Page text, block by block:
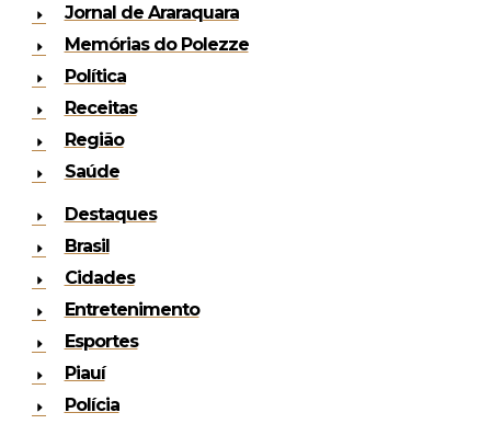
Jornal de Araraquara
Memórias do Polezze
Política
Receitas
Região
Saúde
Destaques
Brasil
Cidades
Entretenimento
Esportes
Piauí
Polícia